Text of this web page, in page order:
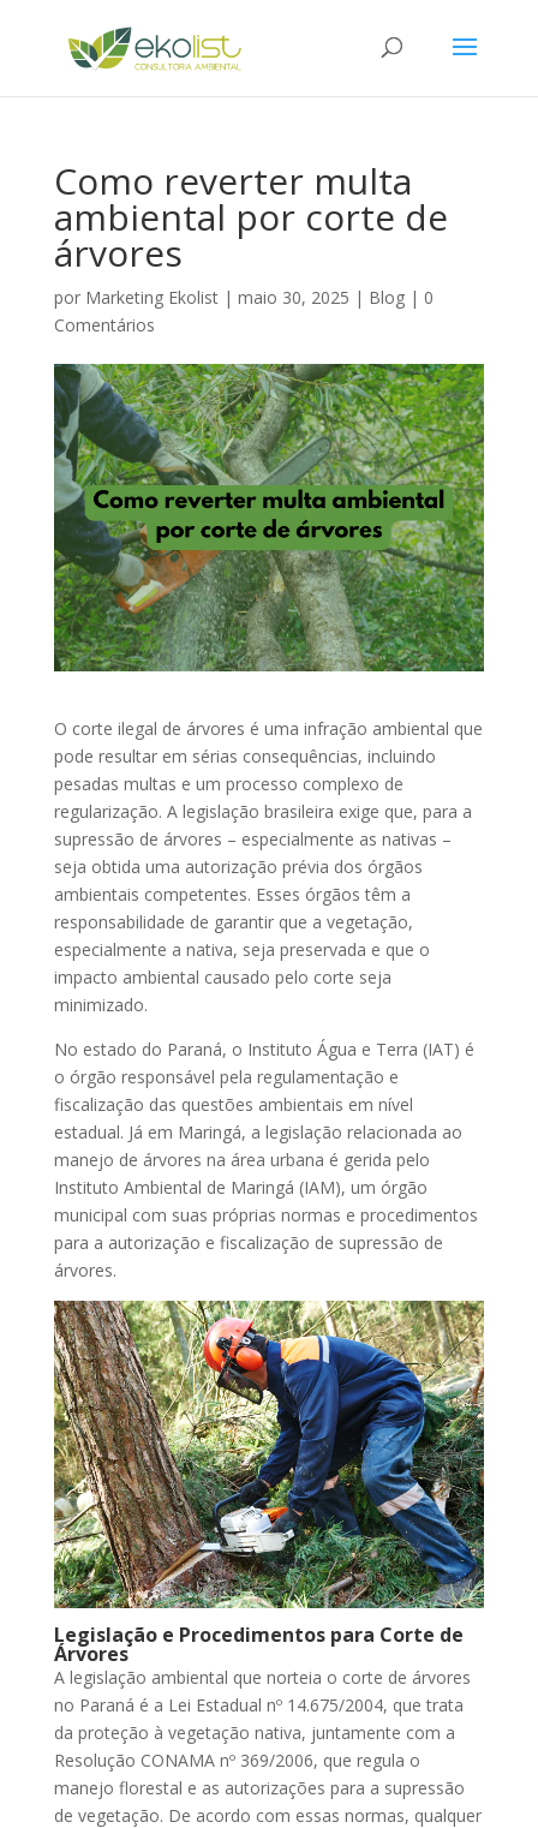
Como reverter multa
ambiental por corte de
árvores
por Marketing Ekolist| maio 30, 2025 | Blog| 0
Comentários
O corte ilegal de árvores é uma infração ambiental que
pode resultar em sérias consequências, incluindo
pesadas multas e um processo complexo de
regularização. A legislação brasileira exige que, para a
supressão de árvores – especialmente as nativas –
seja obtida uma autorização prévia dos órgãos
ambientais competentes. Esses órgãos têm a
responsabilidade de garantir que a vegetação,
especialmente a nativa, seja preservada e que o
impacto ambiental causado pelo corte seja
minimizado.
No estado do Paraná, o Instituto Água e Terra (IAT) é
o órgão responsável pela regulamentação e
fiscalização das questões ambientais em nível
estadual. Já em Maringá, a legislação relacionada ao
manejo de árvores na área urbana é gerida pelo
Instituto Ambiental de Maringá (IAM), um órgão
municipal com suas próprias normas e procedimentos
para a autorização e fiscalização de supressão de
árvores.
Legislação e Procedimentos para Corte de
Árvores
A legislação ambiental que norteia o corte de árvores
no Paraná é a Lei Estadual nº 14.675/2004, que trata
da proteção à vegetação nativa, juntamente com a
Resolução CONAMA nº 369/2006, que regula o
manejo florestal e as autorizações para a supressão
de vegetação. De acordo com essas normas, qualquer